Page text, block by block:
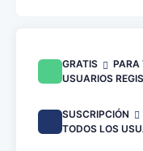
GRATIS
PARA
USUARIOS
SUSCRIPCIÓN
TODOS LOS